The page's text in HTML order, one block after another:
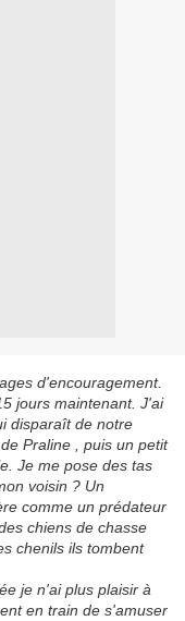
d'encouragement.
jours maintenant. J'ai
disparaît de notre
Praline , puis un petit
Je me pose des tas
voisin ? Un
comme un prédateur
chiens de chasse
chenils ils tombent
je n'ai plus plaisir à
en train de s'amuser